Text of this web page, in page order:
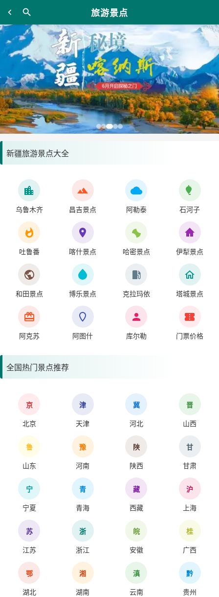
旅游景点
新疆旅游景点大全
乌鲁木齐 昌吉景点 阿勒泰 石河子
吐鲁番 喀什景点 哈密景点 伊犁景点
和田景点 博乐景点 克拉玛依 塔城景点
阿克苏 阿图什 库尔勒 门票价格
全国热门景点推荐
京
北京
津
天津
冀
河北
晋
山西
鲁
山东
豫
河南
陕
陕西
甘
甘肃
宁
宁夏
青
青海
藏
西藏
沪
上海
苏
江苏
浙
浙江
皖
安徽
桂
广西
鄂
湖北
湘
湖南
滇
云南
黔
贵州